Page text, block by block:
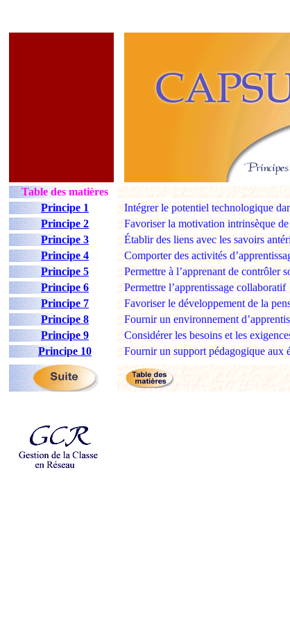
Table des matières
Principe 1
Intégrer le potentiel technologique
Principe 2
Favoriser la motivation intrinsèque de
Principe 3
Établir des liens avec les savoirs
Principe 4
Comporter des activités
Principe 5
Permettre à l’apprenant de contrôler
Principe 6
Permettre l’apprentissage collaboratif
Principe 7
Favoriser le développement de la
Principe 8
Fournir un environnement
Principe 9
Considérer les besoins et les
Principe 10
Fournir un support pédagogique aux